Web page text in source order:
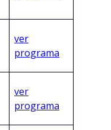
ver
programa
ver
programa